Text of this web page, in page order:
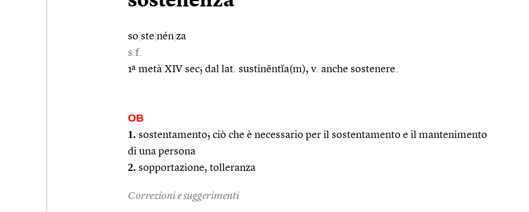
so ste nén za
s.f.
1ª metà XIV sec; dal lat. sustinĕntĭa(m), v. anche sostenere.
OB
1. sostentamento; ciò che è necessario per il sostentamento e il mantenimento
di una persona
2. sopportazione, tolleranza
Correzioni e suggerimenti